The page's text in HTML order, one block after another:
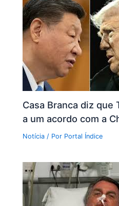
Casa Branca diz que
a um acordo com a
Notícia / Por Portal Índice